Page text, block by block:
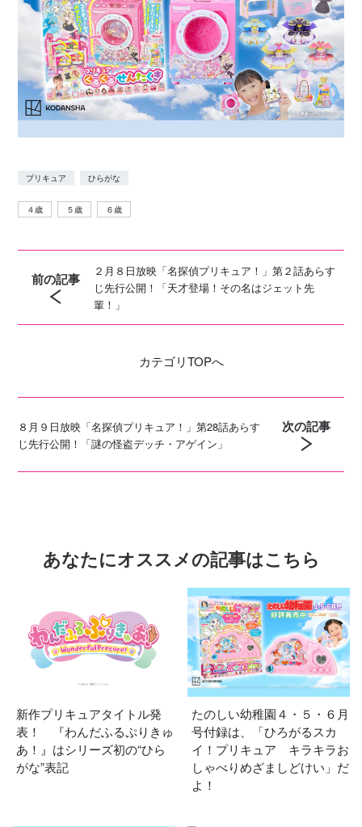
プリキュア ひらがな
４歳 ５歳 ６歳
前の記事
２月８日放映「名探偵プリキュア！」第２話あらす
じ先行公開！「天才登場！その名はジェット先
輩！」
カテゴリTOPへ
８月９日放映「名探偵プリキュア！」第28話あらす
じ先行公開！「謎の怪盗デッチ・アゲイン」
次の記事
あなたにオススメの記事はこちら
新作プリキュアタイトル発
表！ 『わんだふるぷりきゅ
あ！』はシリーズ初の“ひら
がな”表記
たのしい幼稚園４・５・６月
号付録は、「ひろがるスカ
イ！プリキュア キラキラお
しゃべりめざましどけい」だ
よ！